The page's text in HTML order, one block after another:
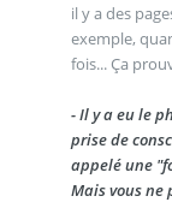
il y a des
exemple,
fois... Ça
- Il y a eu le
prise de
appelé une
Mais vous ne